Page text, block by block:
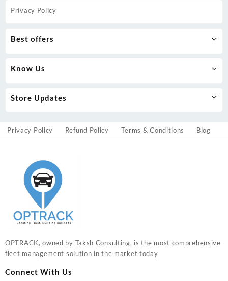
Privacy Policy
Best offers
Know Us
Store Updates
Privacy Policy Refund Policy Terms & Conditions Blog
OPTRACK, owned by Taksh Consulting, is the most comprehensive
fleet management solution in the market today
Connect With Us